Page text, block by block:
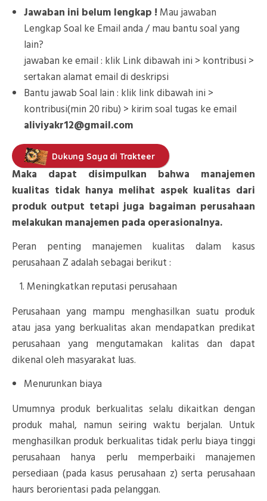
Jawaban ini belum lengkap !Mau jawaban
Lengkap Soal ke Email anda / mau bantu soal yang
lain?
jawaban ke email : klik Link dibawah ini > kontribusi >
sertakan alamat email di deskripsi
Bantu jawab Soal lain : klik link dibawah ini >
kontribusi(min 20 ribu) > kirim soal tugas ke email
aliviyakr12@gmail.com
Dukung Saya di Trakteer
Maka dapat disimpulkan bahwa manajemen
kualitas tidak hanya melihat aspek kualitas dari
produk output tetapi juga bagaiman perusahaan
melakukan manajemen pada operasionalnya.
Peran penting manajemen kualitas dalam kasus
perusahaan Z adalah sebagai berikut :
Meningkatkan reputasi perusahaan
Perusahaan yang mampu menghasilkan suatu produk
atau jasa yang berkualitas akan mendapatkan predikat
perusahaan yang mengutamakan kalitas dan dapat
dikenal oleh masyarakat luas.
Menurunkan biaya
Umumnya produk berkualitas selalu dikaitkan dengan
produk mahal, namun seiring waktu berjalan. Untuk
menghasilkan produk berkualitas tidak perlu biaya tinggi
perusahaan hanya perlu memperbaiki manajemen
persediaan (pada kasus perusahaan z) serta perusahaan
haurs berorientasi pada pelanggan.